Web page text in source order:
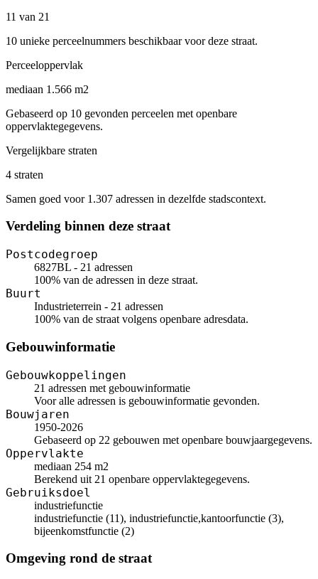
11 van 21
10 unieke perceelnummers beschikbaar voor deze straat.
Perceeloppervlak
mediaan 1.566 m2
Gebaseerd op 10 gevonden perceelen met openbare
oppervlaktegegevens.
Vergelijkbare straten
4 straten
Samen goed voor 1.307 adressen in dezelfde stadscontext.
Verdeling binnen deze straat
Postcodegroep
6827BL - 21 adressen
100% van de adressen in deze straat.
Buurt
Industrieterrein - 21 adressen
100% van de straat volgens openbare adresdata.
Gebouwinformatie
Gebouwkoppelingen
21 adressen met gebouwinformatie
Voor alle adressen is gebouwinformatie gevonden.
Bouwjaren
1950-2026
Gebaseerd op 22 gebouwen met openbare bouwjaargegevens.
Oppervlakte
mediaan 254 m2
Berekend uit 21 openbare oppervlaktegegevens.
Gebruiksdoel
industriefunctie
industriefunctie (11), industriefunctie,kantoorfunctie (3),
bijeenkomstfunctie (2)
Omgeving rond de straat